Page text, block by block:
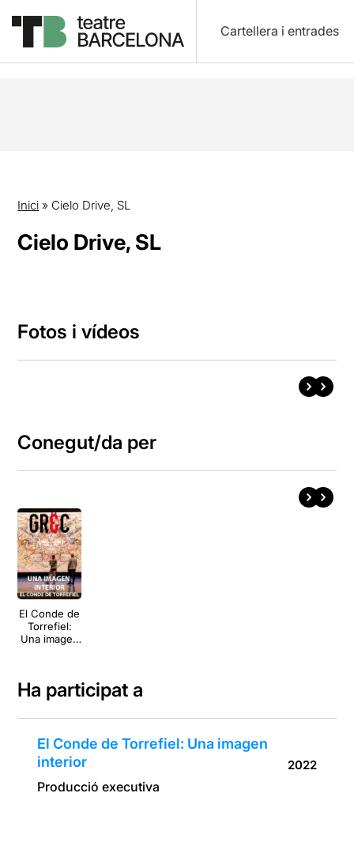
Cartellera i entrades
Inici » Cielo Drive, SL
Cielo Drive, SL
Fotos i vídeos
Conegut/da per
El Conde de
Torrefiel:
Una imagen
Ha participat a
El Conde de Torrefiel: Una imagen
interior
Producció executiva
2022